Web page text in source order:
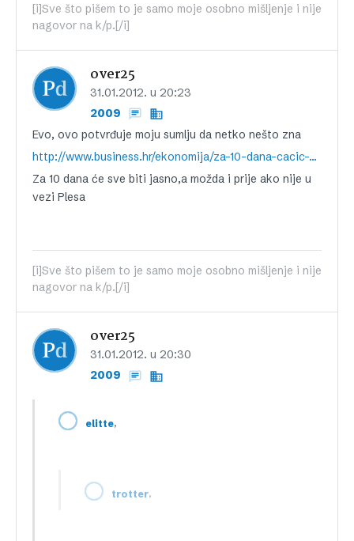
[i]Sve što pišem to je samo moje osobno mišljenje i nije
nagovor na k/p.[/i]
over25
31.01.2012. u 20:23
2009
Evo, ovo potvrđuje moju sumlju da netko nešto zna
http://www.business.hr/ekonomija/za-10-dana-cacic-predstavlja-projekte-od-osam-milijardi-kuna
Za 10 dana će sve biti jasno,a možda i prije ako nije u
vezi Plesa
[i]Sve što pišem to je samo moje osobno mišljenje i nije
nagovor na k/p.[/i]
over25
31.01.2012. u 20:30
2009
elitte,
trotter,